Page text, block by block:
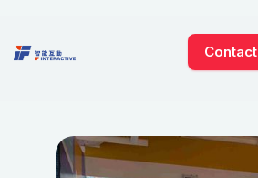
Contact